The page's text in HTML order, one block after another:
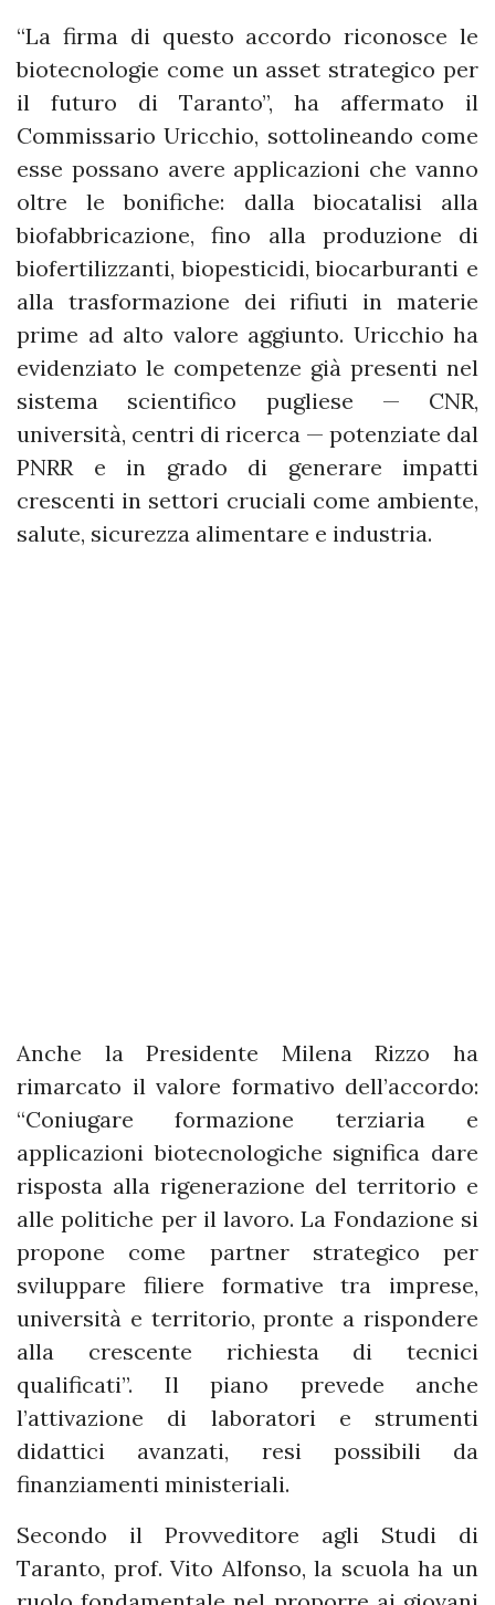
“La firma di questo accordo riconosce le
biotecnologie come un asset strategico per
il futuro di Taranto”, ha affermato il
Commissario Uricchio, sottolineando come
esse possano avere applicazioni che vanno
oltre le bonifiche: dalla biocatalisi alla
biofabbricazione, fino alla produzione di
biofertilizzanti, biopesticidi, biocarburanti e
alla trasformazione dei rifiuti in materie
prime ad alto valore aggiunto. Uricchio ha
evidenziato le competenze già presenti nel
sistema scientifico pugliese — CNR,
università, centri di ricerca — potenziate dal
PNRR e in grado di generare impatti
crescenti in settori cruciali come ambiente,
salute, sicurezza alimentare e industria.
Anche la Presidente Milena Rizzo ha
rimarcato il valore formativo dell’accordo:
“Coniugare formazione terziaria e
applicazioni biotecnologiche significa dare
risposta alla rigenerazione del territorio e
alle politiche per il lavoro. La Fondazione si
propone come partner strategico per
sviluppare filiere formative tra imprese,
università e territorio, pronte a rispondere
alla crescente richiesta di tecnici
qualificati”. Il piano prevede anche
l’attivazione di laboratori e strumenti
didattici avanzati, resi possibili da
finanziamenti ministeriali.
Secondo il Provveditore agli Studi di
Taranto, prof. Vito Alfonso, la scuola ha un